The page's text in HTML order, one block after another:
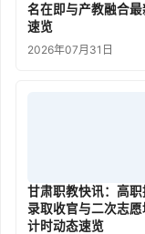
名在即与产教融合
速览
2026年07月31日
甘肃职教快讯：高
录取收官与二次志愿
计时动态速览